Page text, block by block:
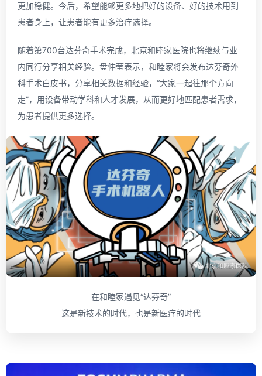
更加稳健。今后，希望能够更多地把好的设备、好的技术用到
患者身上，让患者能有更多治疗选择。
随着第700台达芬奇手术完成，北京和睦家医院也将继续与业
内同行分享相关经验。盘仲莹表示，和睦家将会发布达芬奇外
科手术白皮书，分享相关数据和经验，“大家一起往那个方向
走”，用设备带动学科和人才发展，从而更好地匹配患者需求，
为患者提供更多选择。
在和睦家遇见“达芬奇”
这是新技术的时代，也是新医疗的时代